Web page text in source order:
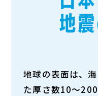
地球の表面は、
た厚さ数10〜